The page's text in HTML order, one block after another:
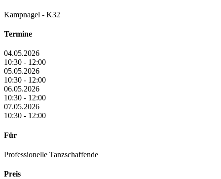
Kampnagel - K32
Termine
04.05.2026
10:30 - 12:00
05.05.2026
10:30 - 12:00
06.05.2026
10:30 - 12:00
07.05.2026
10:30 - 12:00
Für
Professionelle Tanzschaffende
Preis